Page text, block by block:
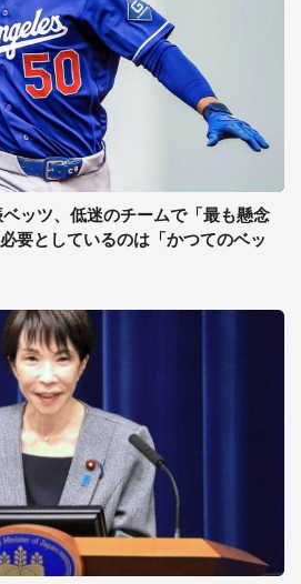
ベッツ、低迷のチームで「最も懸念
要としているのは「かつてのベッ